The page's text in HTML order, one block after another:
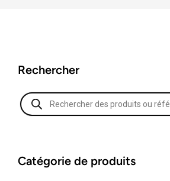
Rechercher
Catégorie de produits